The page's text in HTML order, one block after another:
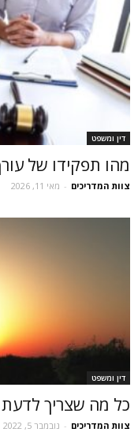
דין ומשפט
מהו תפקידו של
צוות המדריכים - מאי 11, 2026
דין ומשפט
כל מה שצריך
צוות המדריכים - נובמבר 5, 2022